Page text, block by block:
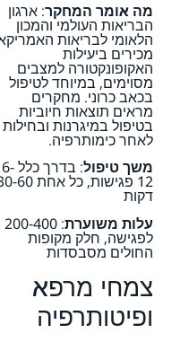
מה אומר המחקר: ארגון
הבריאות העולמי והמכון
הלאומי לבריאות
מכירים ביעילות
האקופונקטורה למצבים
מסוימים, במיוחד לטיפול
בכאב כרוני. מחקרים
מראים תוצאות חיוביות
בטיפול במיגרנות ובחילות
לאחר כימותרפיה.
משך טיפול
: בדרך כלל 6-
12 פגישות, כל אחת
דקות
עלות משוערת
לפגישה, חלק מקופות
החולים מסבסדות
צמחי מרפא
ופיטותרפיה